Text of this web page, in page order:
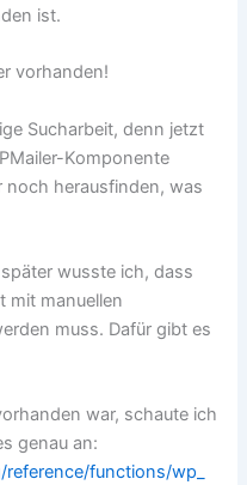
ist.
vorhanden!
Sucharbeit, denn jetzt
Komponente
noch herausfinden, was
wusste ich, dass
mit manuellen
muss. Dafür gibt es
war, schaute ich
genau an:
functions/wp_